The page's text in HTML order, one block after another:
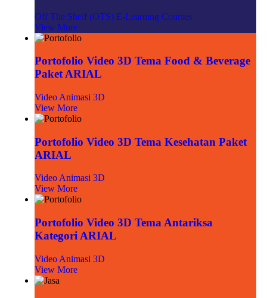
Off The Shelf (OTS) E-Learning Courses
View More
Portofolio Video 3D Tema Food & Beverage
Paket ARIAL
Video Animasi 3D
View More
Portofolio Video 3D Tema Kesehatan Paket
ARIAL
Video Animasi 3D
View More
Portofolio Video 3D Tema Antariksa
Kategori ARIAL
Video Animasi 3D
View More